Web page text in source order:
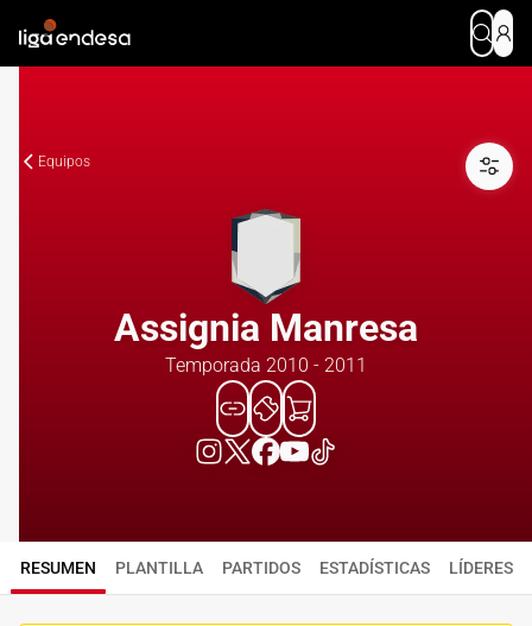
Equipos
Assignia Manresa
Temporada 2010 - 2011
RESUMEN PLANTILLA PARTIDOS ESTADÍSTICAS LÍDERES